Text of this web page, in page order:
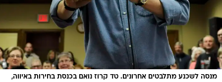
מנסה לשכנע מתלבטים אחרונים. טד קרוז נואם בכנסת בחירות באיווה,